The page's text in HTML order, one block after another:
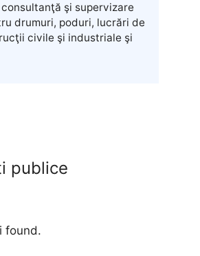
şi supervizare
drumuri, poduri, lucrări de
civile şi industriale şi
publice
found.